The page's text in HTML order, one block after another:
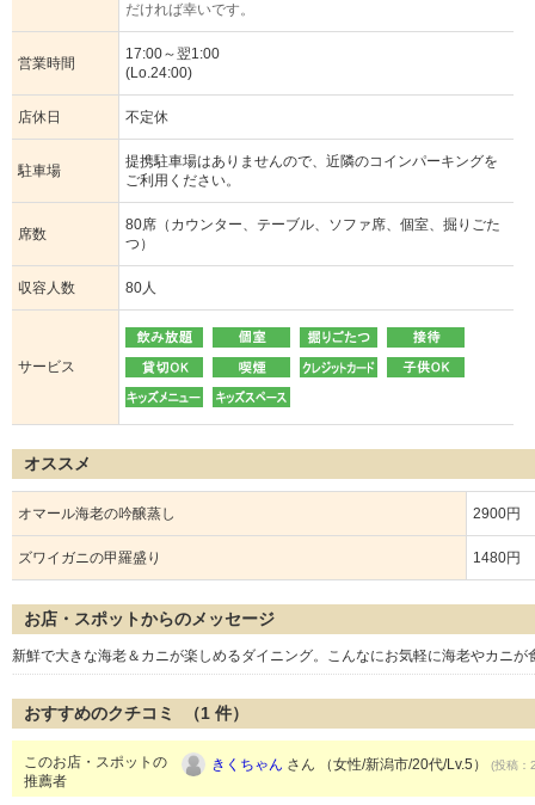
だければ幸いです。
営業時間
17:00～翌1:00
(Lo.24:00)
店休日 不定休
駐車場
提携駐車場はありませんので、近隣のコインパーキングを
ご利用ください。
席数
80席（カウンター、テーブル、ソファ席、個室、掘りごた
つ）
収容人数 80人
サービス
オススメ
オマール海老の吟醸蒸し 2900円
ズワイガニの甲羅盛り 1480円
お店・スポットからのメッセージ
新鮮で大きな海老＆カニが楽しめるダイニング。こんなにお気軽に海老やカニ
おすすめのクチコミ （1 件）
このお店・スポットの
推薦者
きくちゃん さん （女性/新潟市/20代/Lv.5） (投稿